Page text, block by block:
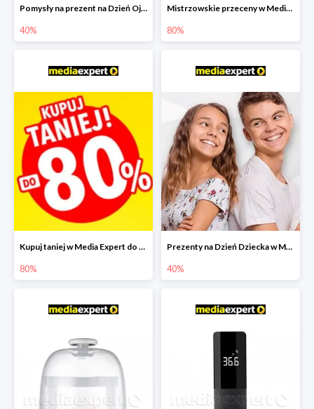
Pomysły na prezent na Dzień Ojca w Media Expert do -40%
40%
Mistrzowskie przeceny w Media Expert do -80%
80%
Kupuj taniej w Media Expert do -80%
80%
Prezenty na Dzień Dziecka w Media Expert do -40%
40%